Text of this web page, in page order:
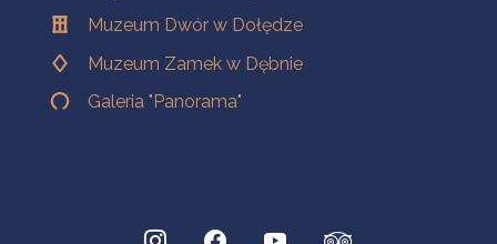
Muzeum Dwór w Dołędze
Muzeum Zamek w Dębnie
Galeria "Panorama"